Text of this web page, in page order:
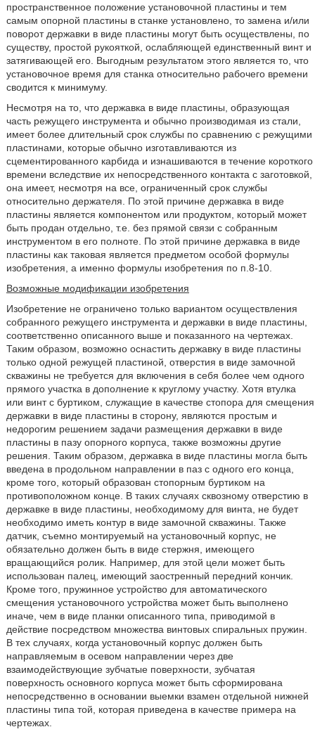
пространственное положение установочной пластины и тем
самым опорной пластины в станке установлено, то замена и/или
поворот державки в виде пластины могут быть осуществлены, по
существу, простой рукояткой, ослабляющей единственный винт и
затягивающей его. Выгодным результатом этого является то, что
установочное время для станка относительно рабочего времени
сводится к минимуму.
Несмотря на то, что державка в виде пластины, образующая
часть режущего инструмента и обычно производимая из стали,
имеет более длительный срок службы по сравнению с режущими
пластинами, которые обычно изготавливаются из
сцементированного карбида и изнашиваются в течение короткого
времени вследствие их непосредственного контакта с заготовкой,
она имеет, несмотря на все, ограниченный срок службы
относительно держателя. По этой причине державка в виде
пластины является компонентом или продуктом, который может
быть продан отдельно, т.е. без прямой связи с собранным
инструментом в его полноте. По этой причине державка в виде
пластины как таковая является предметом особой формулы
изобретения, а именно формулы изобретения по п.8-10.
Возможные модификации изобретения
Изобретение не ограничено только вариантом осуществления
собранного режущего инструмента и державки в виде пластины,
соответственно описанного выше и показанного на чертежах.
Таким образом, возможно оснастить державку в виде пластины
только одной режущей пластиной, отверстия в виде замочной
скважины не требуется для включения в себя более чем одного
прямого участка в дополнение к круглому участку. Хотя втулка
или винт с буртиком, служащие в качестве стопора для смещения
державки в виде пластины в сторону, являются простым и
недорогим решением задачи размещения державки в виде
пластины в пазу опорного корпуса, также возможны другие
решения. Таким образом, державка в виде пластины могла быть
введена в продольном направлении в паз с одного его конца,
кроме того, который образован стопорным буртиком на
противоположном конце. В таких случаях сквозному отверстию в
державке в виде пластины, необходимому для винта, не будет
необходимо иметь контур в виде замочной скважины. Также
датчик, съемно монтируемый на установочный корпус, не
обязательно должен быть в виде стержня, имеющего
вращающийся ролик. Например, для этой цели может быть
использован палец, имеющий заостренный передний кончик.
Кроме того, пружинное устройство для автоматического
смещения установочного устройства может быть выполнено
иначе, чем в виде планки описанного типа, приводимой в
действие посредством множества винтовых спиральных пружин.
В тех случаях, когда установочный корпус должен быть
направляемым в осевом направлении через две
взаимодействующие зубчатые поверхности, зубчатая
поверхность основного корпуса может быть сформирована
непосредственно в основании выемки взамен отдельной нижней
пластины типа той, которая приведена в качестве примера на
чертежах.